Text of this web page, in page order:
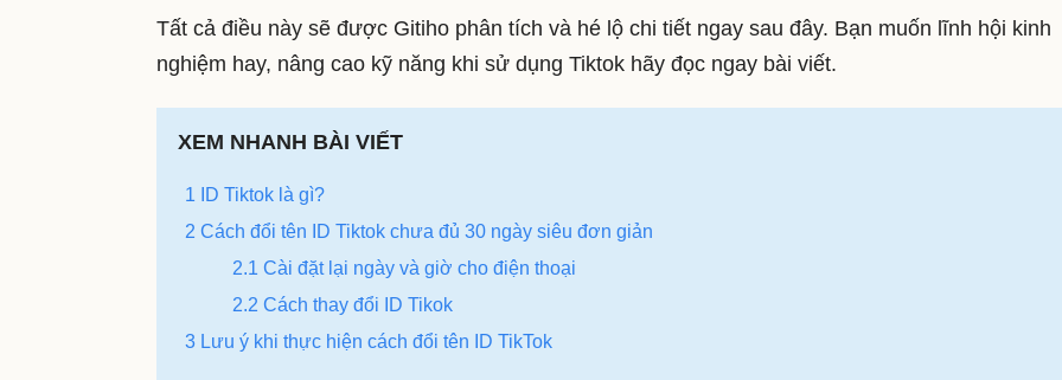
Tất cả điều này sẽ được Gitiho phân tích và hé lộ chi tiết ngay sau đây. Bạn muốn lĩnh hội kinh
nghiệm hay, nâng cao kỹ năng khi sử dụng Tiktok hãy đọc ngay bài viết.
XEM NHANH BÀI VIẾT
1 ID Tiktok là gì?
2 Cách đổi tên ID Tiktok chưa đủ 30 ngày siêu đơn giản
2.1 Cài đặt lại ngày và giờ cho điện thoại
2.2 Cách thay đổi ID Tikok
3 Lưu ý khi thực hiện cách đổi tên ID TikTok